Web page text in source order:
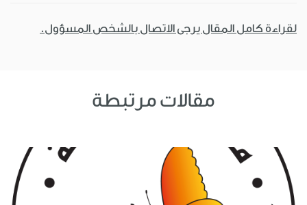
لقراءة كامل المقال يرجى الاتصال بالشخص المسؤول.
مقالات مرتبطة